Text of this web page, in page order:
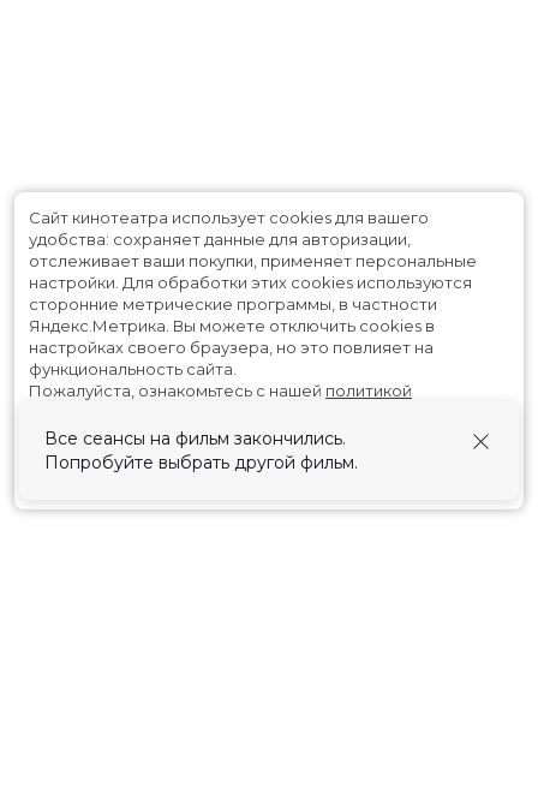
Все сеансы на фильм закончились.
Попробуйте выбрать другой фильм.
Сайт кинотеатра использует cookies для вашего
удобства: сохраняет данные для авторизации,
отслеживает ваши покупки, применяет персональные
настройки. Для обработки этих cookies используются
сторонние метрические программы, в частности
Яндекс.Метрика. Вы можете отключить cookies в
настройках своего браузера, но это повлияет на
функциональность сайта.
Пожалуйста, ознакомьтесь с нашей политикой
Принять